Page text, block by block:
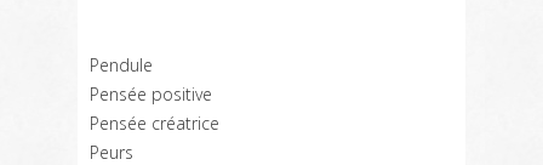
Pendule
Pensée positive
Pensée créatrice
Peurs